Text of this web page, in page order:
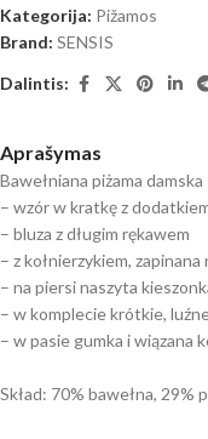
Kategorija: Pižamos
Brand: SENSIS
Dalintis:
Aprašymas
Bawełniana piżama damska
– wzór w kratkę z
– bluza z długim rękawem
– z kołnierzykiem, zapinana
– na piersi naszyta
– w komplecie krótkie,
– w pasie gumka i wiązana
Skład: 70% bawełna,